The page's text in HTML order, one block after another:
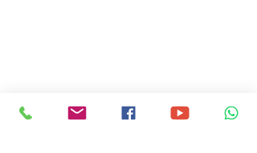
דרך חקירה פנימית של רגשותיך, ערכיך האמיתיים,
בחינה כנה של מה שחשוב לך באמת, וזיהוי